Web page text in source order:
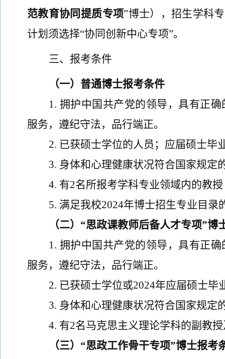
范教育协同提质专项”博士），招生学科
计划须选择“协同创新中心专项”。
三、报考条件
（一）普通博士报考条件
1. 拥护中国共产党的领导，具有正
服务，遵纪守法，品行端正。
2. 已获硕士学位的人员；应届硕士毕
3. 身体和心理健康状况符合国家规定
4. 有2名所报考学科专业领域内的教
5. 满足我校2024年博士招生专业目录
（二） “思政课教师后备人才专项”博
1. 拥护中国共产党的领导，具有正
服务，遵纪守法，品行端正。
2. 已获硕士学位或2024年应届硕士毕
3. 身体和心理健康状况符合国家规定
4. 有2名马克思主义理论学科的副教
（三） “思政工作骨干专项”博士报考